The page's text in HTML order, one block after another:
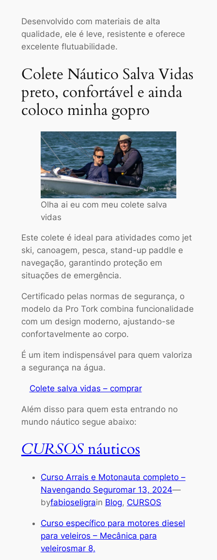
Desenvolvido com materiais de alta
qualidade, ele é leve, resistente e oferece
excelente flutuabilidade.
Colete Náutico Salva Vidas
preto, confortável e ainda
coloco minha gopro
Olha ai eu com meu colete salva
vidas
Este colete é ideal para atividades como jet
ski, canoagem, pesca, stand-up paddle e
navegação, garantindo proteção em
situações de emergência.
Certificado pelas normas de segurança, o
modelo da Pro Tork combina funcionalidade
com um design moderno, ajustando-se
confortavelmente ao corpo.
É um item indispensável para quem valoriza
a segurança na água.
Colete salva vidas – comprar
Além disso para quem esta entrando no
mundo náutico segue abaixo:
CURSOSnáuticos
Curso Arrais e Motonauta completo –
Navengando Seguromar 13, 2024—
byfabioseligrain Blog, CURSOS
Curso específico para motores diesel
para veleiros – Mecânica para
veleirosmar 8,